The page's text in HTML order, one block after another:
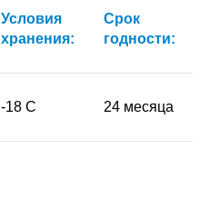
Условия
хранения:
Срок
годности:
-18 C 24 месяца